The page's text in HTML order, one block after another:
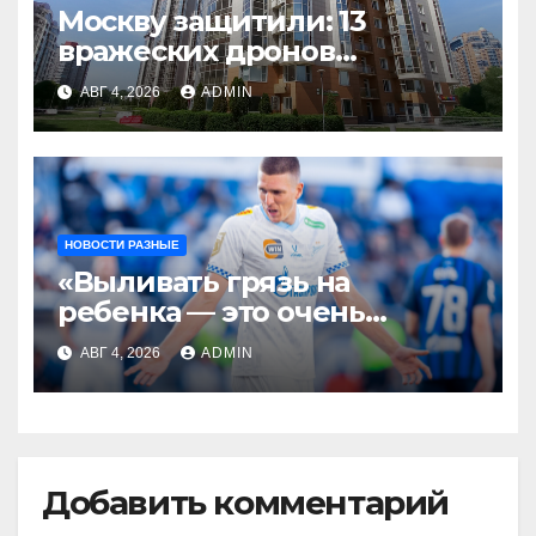
Москву защитили: 13
вражеских дронов
уничтожены за день
АВГ 4, 2026 ADMIN
НОВОСТИ РАЗНЫЕ
«Выливать грязь на
ребенка — это очень
мерзкая история» —
Радимов о ситуации с
сыном Соболева
АВГ 4, 2026 ADMIN
Добавить комментарий